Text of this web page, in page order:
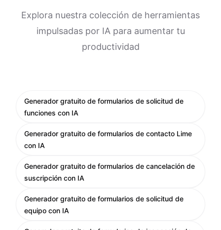
Explora nuestra colección de herramientas
impulsadas por IA para aumentar tu
productividad
Generador gratuito de formularios de solicitud de
funciones con IA
Generador gratuito de formularios de contacto Lime
con IA
Generador gratuito de formularios de cancelación de
suscripción con IA
Generador gratuito de formularios de solicitud de
equipo con IA